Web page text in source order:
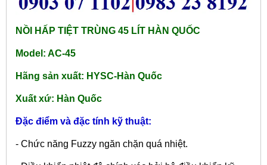
NỒI HẤP TIỆT TRÙNG 45 LÍT HÀN QUỐC
Model: AC-45
Hãng sản xuất: HYSC-Hàn Quốc
Xuất xứ: Hàn Quốc
Đặc điểm và đặc tính kỹ thuật:
- Chức năng Fuzzy ngăn chặn quá nhiệt.